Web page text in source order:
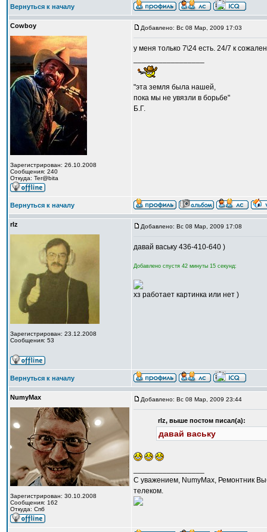
Вернуться к началу
Cowboy
Зарегистрирован: 26.10.2008
Сообщения: 240
Откуда: Ter@bita
Добавлено: Вс 08 Мар, 2009 17:03
у меня только 7\24 есть. 24/7 к
"эта земля была нашей,
пока мы не увязли в борьбе"
Б.Г.
Вернуться к началу
rlz
Зарегистрирован: 23.12.2008
Сообщения: 53
Добавлено: Вс 08 Мар, 2009 17:08
давай ваську 436-410-640 )
Добавлено спустя 42 минуты 15 секунд:
хз работает картинка или нет )
Вернуться к началу
NumyMax
Зарегистрирован: 30.10.2008
Сообщения: 162
Откуда: Спб
Добавлено: Вс 08 Мар, 2009 23:44
rlz, выше постом писал(а):
давай ваську
С уважением, NumyMax, Ремонтник
телеком.